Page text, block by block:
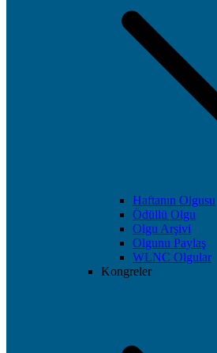
Haftanın Olgusu
Ödüllü Olgu
Olgu Arşivi
Olgunu Paylaş
WLNC Olgular
Kongreler